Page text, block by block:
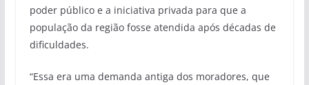
poder público e a iniciativa privada para que a
população da região fosse atendida após décadas de
dificuldades.
“Essa era uma demanda antiga dos moradores, que